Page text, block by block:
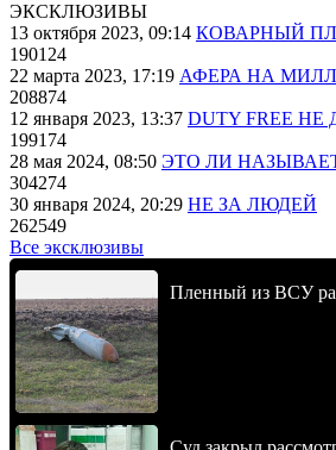
ЭКСКЛЮЗИВЫ
13 октября 2023, 09:14 КОВАРНЫЙ
190124
22 марта 2023, 17:19 АФЕРА НА
208874
12 января 2023, 13:37 DUTY FREE
199174
28 мая 2024, 08:50 ЭТО ЛИ
304274
30 января 2024, 20:29 НЕ ЗА ЛЮДЕЙ
262549
Все эксклюзивы
Пленный из ВСУ